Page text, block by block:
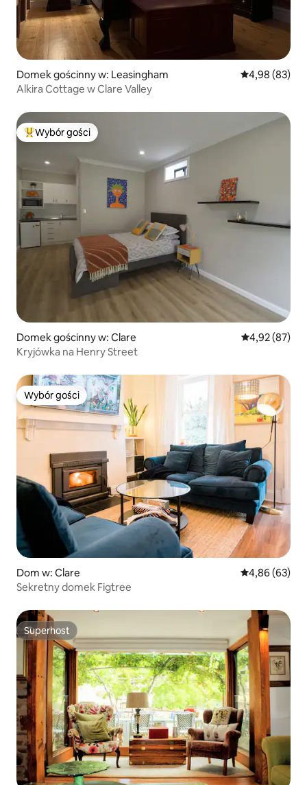
Domek gościnny w: Leasingham Średnia
4,98 (83)
Alkira Cottage w Clare Valley
Najpopularniejsze z kategorii Wybór gości
Wybór gości
Domek gościnny w: Clare Średnia
4,92 (87)
Kryjówka na Henry Street
Wybór gości
Wybór gości
Dom w: Clare Średnia
4,86 (63)
Sekretny domek Figtree
Superhost
Superhost